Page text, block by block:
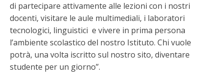
di partecipare attivamente alle lezioni con i nostri
docenti, visitare le aule multimediali, i laboratori
tecnologici, linguistici e vivere in prima persona
l’ambiente scolastico del nostro Istituto. Chi vuole
potrà, una volta iscritto sul nostro sito, diventare
studente per un giorno”.